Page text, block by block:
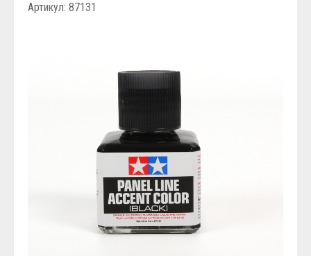
Артикул: 87131